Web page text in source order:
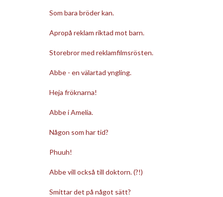
Som bara bröder kan.
Apropå reklam riktad mot barn.
Storebror med reklamfilmsrösten.
Abbe - en välartad yngling.
Heja fröknarna!
Abbe i Amelia.
Någon som har tid?
Phuuh!
Abbe vill också till doktorn. (?!)
Smittar det på något sätt?